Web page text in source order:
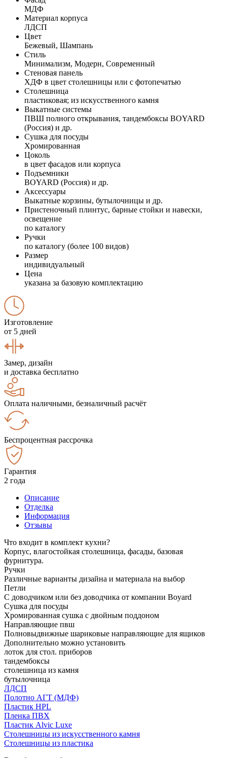
МДФ
Материал корпуса
ЛДСП
Цвет
Бежевый, Шампань
Стиль
Минимализм, Модерн, Современный
Стеновая панель
ХДФ в цвет столешницы или с фотопечатью
Столешница
пластиковая; из искусственного камня
Выкатные системы
ПВШ полного открывания, тандембоксы BOYARD
(Россия) и др.
Сушка для посуды
Хромированная
Цоколь
в цвет фасадов или корпуса
Подъемники
BOYARD (Россия) и др.
Аксессуары
Выкатные корзины, бутылочницы и др.
Пристеночный плинтус, барные стойки и навески,
освещение
по каталогу
Ручки
по каталогу (более 100 видов)
Размер
индивидуальный
Цена
указана за базовую комплектацию
Изготовление
от 5 дней
Замер, дизайн
и доставка бесплатно
Оплата наличными, безналичный расчёт
Беспроцентная рассрочка
Гарантия
2 года
Описание
Отделка
Информация
Отзывы
Что входит в комплект кухни?
Корпус, влагостойкая столешница, фасады, базовая
фурнитура.
Ручки
Различные варианты дизайна и материала на выбор
Петли
С доводчиком или без доводчика от компании Boyard
Сушка для посуды
Хромированная сушка с двойным поддоном
Направляющие пвш
Полновыдвижные шариковые направляющие для ящиков
Дополнительно можно установить
лоток для стол. приборов
тандембоксы
столешница из камня
бутылочница
ЛДСП
Полотно АГТ (МДФ)
Пластик HPL
Пленка ПВХ
Пластик Alvic Luxe
Столешницы из искусственного камня
Столешницы из пластика